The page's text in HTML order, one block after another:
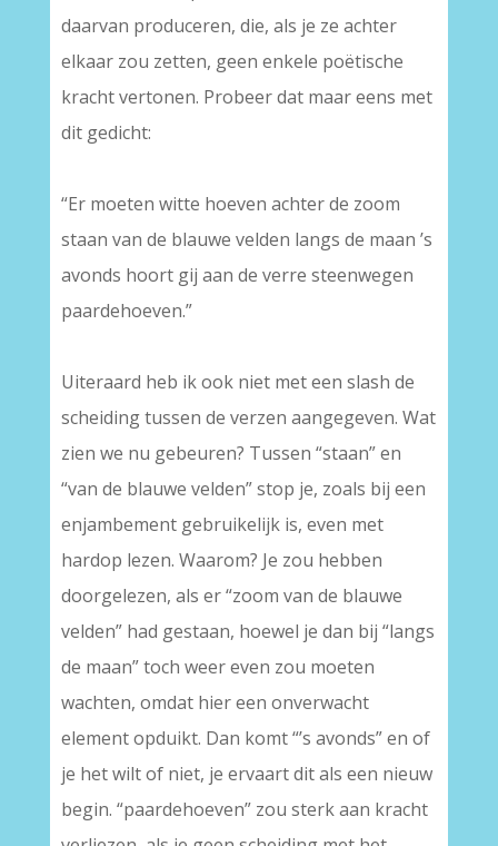
daarvan produceren, die, als je ze achter
elkaar zou zetten, geen enkele poëtische
kracht vertonen. Probeer dat maar eens met
dit gedicht:
“Er moeten witte hoeven achter de zoom
staan van de blauwe velden langs de maan ’s
avonds hoort gij aan de verre steenwegen
paardehoeven.”
Uiteraard heb ik ook niet met een slash de
scheiding tussen de verzen aangegeven. Wat
zien we nu gebeuren? Tussen “staan” en
“van de blauwe velden” stop je, zoals bij een
enjambement gebruikelijk is, even met
hardop lezen. Waarom? Je zou hebben
doorgelezen, als er “zoom van de blauwe
velden” had gestaan, hoewel je dan bij “langs
de maan” toch weer even zou moeten
wachten, omdat hier een onverwacht
element opduikt. Dan komt “’s avonds” en of
je het wilt of niet, je ervaart dit als een nieuw
begin. “paardehoeven” zou sterk aan kracht